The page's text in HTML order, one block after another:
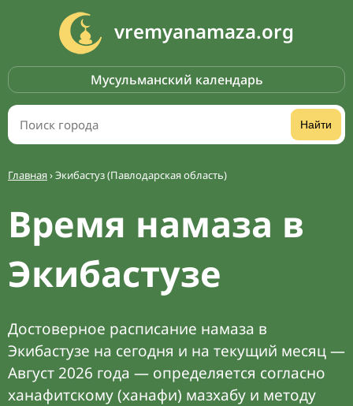
vremyanamaza.org
Мусульманский календарь
Найти
Главная›Экибастуз (Павлодарская область)
Время намаза в
Экибастузе
Достоверное расписание намаза в
Экибастузе на сегодня и на текущий месяц —
Август 2026 года — определяется согласно
ханафитскому (ханафи) мазхабу и методу